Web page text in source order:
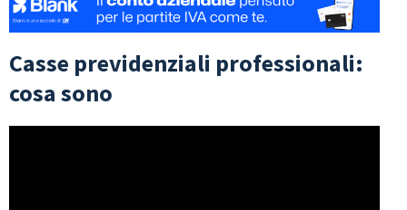
Casse previdenziali professionali:
cosa sono